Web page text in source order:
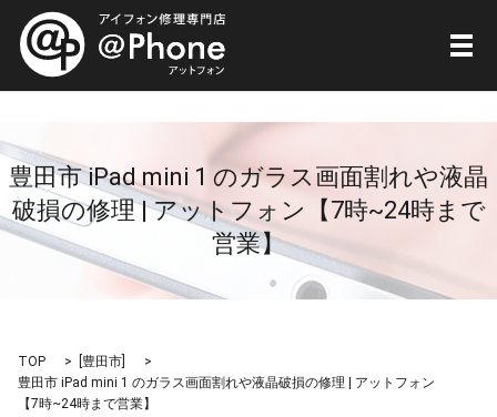
メ
豊田市 iPad mini 1 のガラス画面割れや液晶
破損の修理 | アットフォン【7時~24時まで
営業】
TOP 豊田市
豊田市 iPad mini 1 のガラス画面割れや液晶破損の修理 | アットフォン
【7時~24時まで営業】